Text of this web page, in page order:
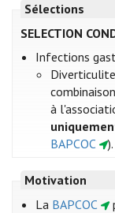
Sélections
SELECTION
Infections
à
BAPCOC
).
Motivation
​La BAPCOC